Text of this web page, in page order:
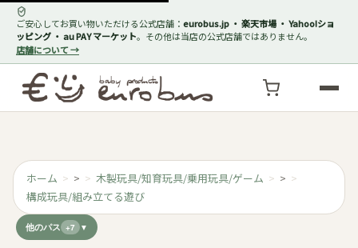
ご安心してお買い物いただける公式店舗： eurobus.jp ・ 楽天市場 ・ Yahoo!ショ
ッピング ・ au PAY マーケット。その他は当店の公式店舗ではありません。
店舗について →
ホーム > 木製玩具/知育玩具/乗用玩具/ゲーム
>
構成玩具/組み立てる遊び
他のパス +7